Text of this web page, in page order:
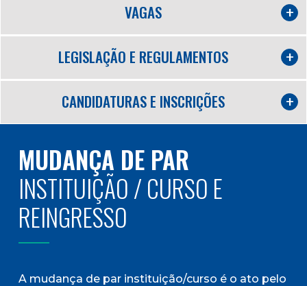
VAGAS
LEGISLAÇÃO E REGULAMENTOS
CANDIDATURAS E INSCRIÇÕES
MUDANÇA DE PAR
INSTITUIÇÃO / CURSO E
REINGRESSO
A mudança de par instituição/curso é o ato pelo